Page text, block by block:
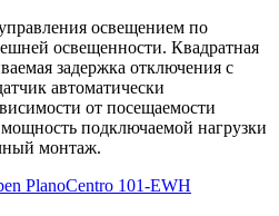
освещением по
освещенности. Квадратная
задержка отключения с
автоматически
от посещаемости
подключаемой нагрузки
монтаж.